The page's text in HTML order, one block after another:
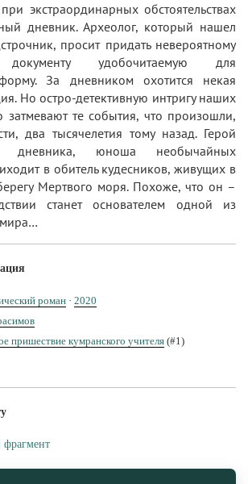
экстраординарных обстоятельствах
дневник. Археолог, который нашел
просит придать невероятному
документу удобочитаемую для
За дневником охотится некая
Но остро-детективную интригу наших
те события, что произошли,
два тысячелетия тому назад. Герой
дневника, юноша необычайных
в обитель кудесников, живущих в
Мертвого моря. Похоже, что он –
станет основателем одной из
роман · 2020
пришествие кумранского учителя (#1)
фрагмент